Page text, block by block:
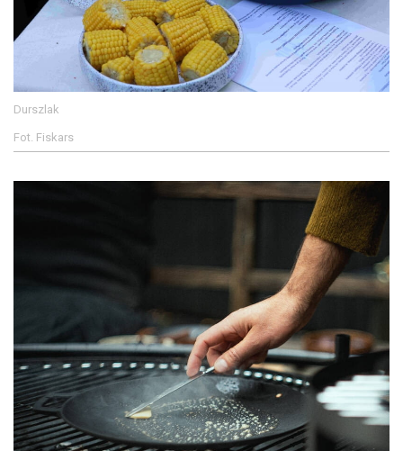
Durszlak
Fot. Fiskars